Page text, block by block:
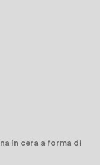
in cera a forma di